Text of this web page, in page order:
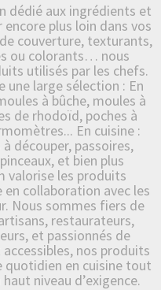
dédié aux ingrédients et
plus loin dans vos
couverture, texturants,
ou colorants… nous
utilisés par les chefs.
une large sélection : En
à bûche, moules à
de rhodoïd, poches à
En cuisine :
découper, passoires,
et bien plus
valorise les produits
collaboration avec les
Nous sommes fiers de
restaurateurs,
et passionnés de
nos produits
en cuisine tout
niveau d’exigence.